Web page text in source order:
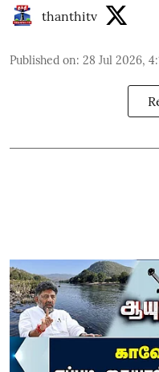
thanthitv
Published on: 28 Jul 2026,